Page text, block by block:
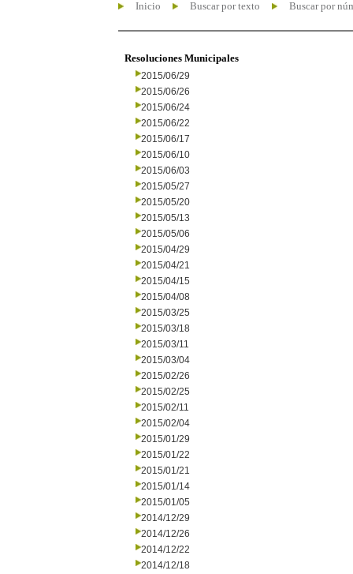
Inicio Buscar por texto Buscar por
Resoluciones Municipales
2015/06/29
2015/06/26
2015/06/24
2015/06/22
2015/06/17
2015/06/10
2015/06/03
2015/05/27
2015/05/20
2015/05/13
2015/05/06
2015/04/29
2015/04/21
2015/04/15
2015/04/08
2015/03/25
2015/03/18
2015/03/11
2015/03/04
2015/02/26
2015/02/25
2015/02/11
2015/02/04
2015/01/29
2015/01/22
2015/01/21
2015/01/14
2015/01/05
2014/12/29
2014/12/26
2014/12/22
2014/12/18